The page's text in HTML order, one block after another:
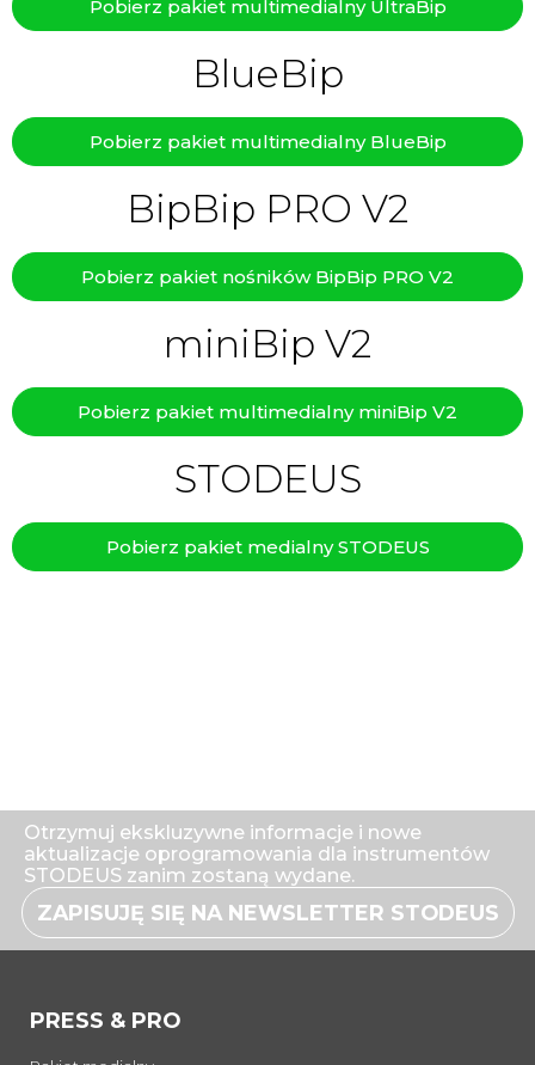
Pobierz pakiet multimedialny UltraBip
BlueBip
Pobierz pakiet multimedialny BlueBip
BipBip PRO V2
Pobierz pakiet nośników BipBip PRO V2
miniBip V2
Pobierz pakiet multimedialny miniBip V2
STODEUS
Pobierz pakiet medialny STODEUS
Otrzymuj ekskluzywne informacje i nowe
aktualizacje oprogramowania dla instrumentów
STODEUS zanim zostaną wydane.
ZAPISUJĘ SIĘ NA NEWSLETTER STODEUS
PRESS & PRO